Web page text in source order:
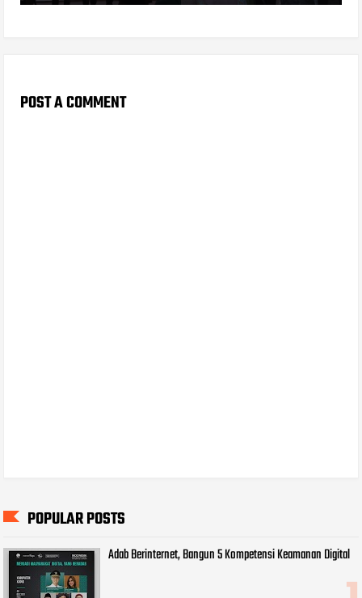
POST A COMMENT
POPULAR POSTS
Adab Berinternet, Bangun 5 Kompetensi Keamanan Digital